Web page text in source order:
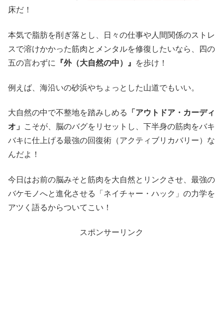
床だ！
本気で脂肪を削ぎ落とし、日々の仕事や人間関係のストレ
スで溶けかかった筋肉とメンタルを修復したいなら、四の
五の言わずに
『外（大自然の中）』 を歩け！
例えば、海沿いの砂浜やちょっとした山道でもいい。
大自然の中で不整地を踏みしめる
「アウトドア・カーディ
オ」
こそが、脳のバグをリセットし、下半身の筋肉をバキ
バキに仕上げる最強の回復術（アクティブリカバリー）な
んだよ！
今日はお前の脳みそと筋肉を大自然とリンクさせ、最強の
バケモノへと進化させる「ネイチャー・ハック」の力学を
アツく語るからついてこい！
スポンサーリンク